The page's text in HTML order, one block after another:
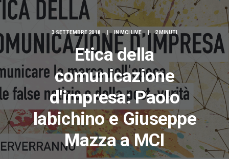
Iscrizioni
3 SETTEMBRE 2018 INMCI LIVE | 2 MINUTI
Etica della
comunicazione
d'impresa: Paolo
Iabichino e Giuseppe
Mazza a MCI